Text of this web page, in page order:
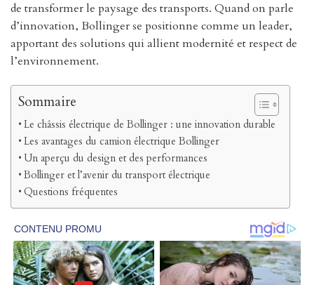
de transformer le paysage des transports. Quand on parle
d’innovation, Bollinger se positionne comme un leader,
apportant des solutions qui allient modernité et respect de
l’environnement.
Sommaire
Le châssis électrique de Bollinger : une innovation durable
Les avantages du camion électrique Bollinger
Un aperçu du design et des performances
Bollinger et l’avenir du transport électrique
Questions fréquentes